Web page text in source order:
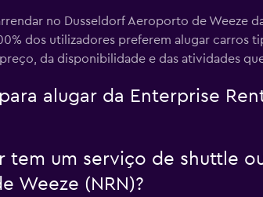
no Dusseldorf Aeroporto de Weeze
dos utilizadores preferem alugar carros
da disponibilidade e das atividades
alugar da Enterprise
tem um serviço de shuttle
Weeze (NRN)?